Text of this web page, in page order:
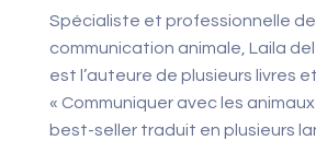
Spécialiste et professionnelle de
communication animale, Laila
est l’auteure de plusieurs livres
« Communiquer avec les
best-seller traduit en plusieurs